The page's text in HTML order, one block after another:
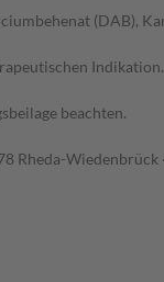
(DAB),
Indikation.
beachten.
Rheda-Wiedenbrück